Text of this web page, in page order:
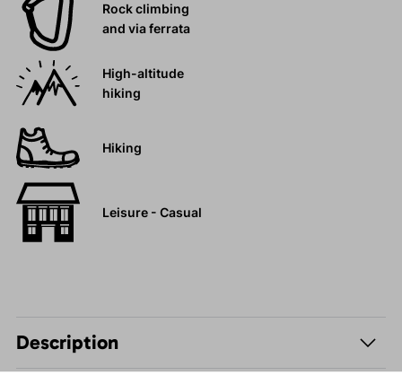
Rock climbing
and via ferrata
High-altitude
hiking
Hiking
Leisure - Casual
Description